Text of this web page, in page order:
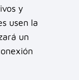
y
usen la
un